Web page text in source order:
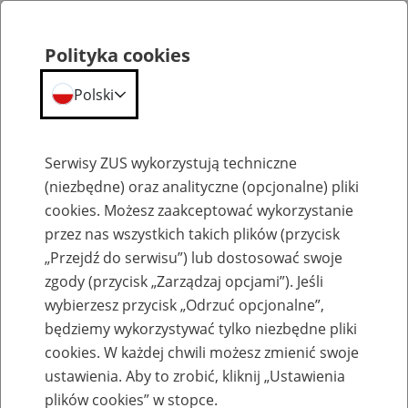
Komunikaty
Komunikat Prezesa Zakładu Ubezpieczeń
Społecznych z dnia 15 lutego 2021 r. w
Polityka cookies
Polski
Serwisy ZUS wykorzystują techniczne
(niezbędne) oraz analityczne (opcjonalne) pliki
cookies. Możesz zaakceptować wykorzystanie
przez nas wszystkich takich plików (przycisk
„Przejdź do serwisu”) lub dostosować swoje
zgody (przycisk „Zarządzaj opcjami”). Jeśli
wybierzesz przycisk „Odrzuć opcjonalne”,
będziemy wykorzystywać tylko niezbędne pliki
cookies. W każdej chwili możesz zmienić swoje
ustawienia. Aby to zrobić, kliknij „Ustawienia
plików cookies” w stopce.